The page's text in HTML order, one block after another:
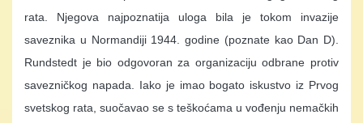
rata. Njegova najpoznatija uloga bila je tokom invazije
saveznika u Normandiji 1944. godine (poznate kao Dan D).
Rundstedt je bio odgovoran za organizaciju odbrane protiv
savezničkog napada. Iako je imao bogato iskustvo iz Prvog
svetskog rata, suočavao se s teškoćama u vođenju nemačkih